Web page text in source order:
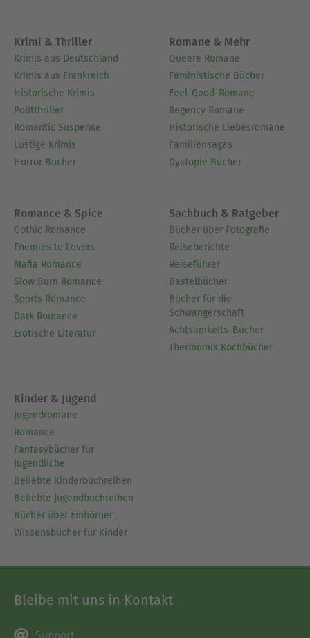
internationalen Vortrags- und Workshop-Tätigkeit
zeugen Kassetten und Videos.
Penelope sieht in der speziesübergreifenden
telepathischen Kommunikation eine der
menschlichen Integrität wesentliche Geistesgabe.
Sie glaubt, dass jeder mit dieser Gabe auf die
Welt kommt. Nur hätten die meisten Menschen
Penelope lebt mit ihrer Tierfamilie am Inverness
Ridge, am Rand des Point Reyes National
Seashore, im Nordwesten von San Francisco.
Ausblenden
Krimi & Thriller
Krimis aus Deutschland
Krimis aus Frankreich
Historische Krimis
Politthriller
Romantic Suspense
Lustige Krimis
Horror Bücher
Romane & Mehr
Queere Romane
Feministische Bücher
Feel-Good-Romane
Regency Romane
Historische Liebesromane
Familiensagas
Dystopie Bücher
Romance & Spice
Gothic Romance
Enemies to Lovers
Mafia Romance
Slow Burn Romance
Sports Romance
Dark Romance
Erotische Literatur
Sachbuch & Ratgeber
Bücher über Fotografie
Reiseberichte
Reiseführer
Bastelbücher
Bücher für die
Schwangerschaft
Achtsamkeits-Bücher
Thermomix Kochbücher
Kinder & Jugend
Jugendromane
Romance
Fantasybücher für
Jugendliche
Beliebte Kinderbuchreihen
Beliebte Jugendbuchreihen
Bücher über Einhörner
Wissensbücher für Kinder
Bleibe mit uns in Kontakt
Support